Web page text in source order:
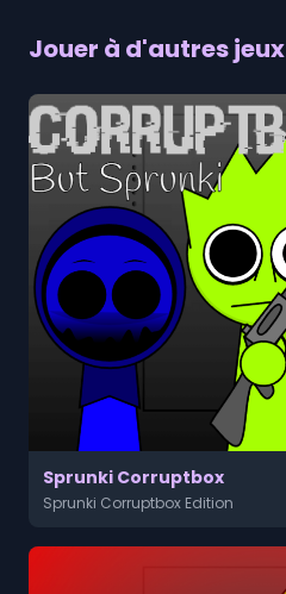
Jouer à d'autres jeux
Sprunki Corruptbox
Sprunki Corruptbox Edition